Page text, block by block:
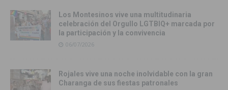
Los Montesinos vive una multitudinaria
celebración del Orgullo LGTBIQ+ marcada por
la participación y la convivencia
06/07/2026
Rojales vive una noche inolvidable con la gran
Charanga de sus fiestas patronales